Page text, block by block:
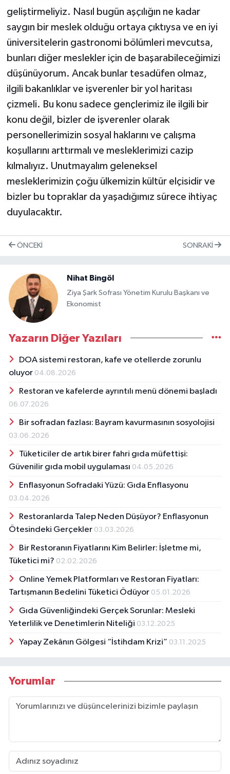
geliştirmeliyiz. Nasıl bugün aşçılığın ne kadar
saygın bir meslek olduğu ortaya çıktıysa ve en iyi
üniversitelerin gastronomi bölümleri mevcutsa,
bunları diğer meslekler için de başarabileceğimizi
düşünüyorum. Ancak bunlar tesadüfen olmaz,
ilgili bakanlıklar ve işverenler bir yol haritası
çizmeli. Bu konu sadece gençlerimiz ile ilgili bir
konu değil, bizler de işverenler olarak
personellerimizin sosyal haklarını ve çalışma
koşullarını arttırmalı ve mesleklerimizi cazip
kılmalıyız. Unutmayalım geleneksel
mesleklerimizin çoğu ülkemizin kültür elçisidir ve
bizler bu topraklar da yaşadığımız sürece ihtiyaç
duyulacaktır.
ÖNCEKI SONRAKI
Nihat Bingöl
Ziya Şark Sofrası Yönetim Kurulu Başkanı ve
Ekonomist
Yazarın Diğer Yazıları
DOA sistemi restoran, kafe ve otellerde zorunlu
oluyor 04.08.2026
Restoran ve kafelerde ayrıntılı menü dönemi başladı
06.07.2026
Bir sofradan fazlası: Bayram kavurmasının sosyolojisi
03.06.2026
Tüketiciler de artık birer fahri gıda müfettişi:
Güvenilir gıda mobil uygulaması 04.05.2026
Enflasyonun Sofradaki Yüzü: Gıda Enflasyonu
03.04.2026
Restoranlarda Talep Neden Düşüyor? Enflasyonun
Ötesindeki Gerçekler 03.03.2026
Bir Restoranın Fiyatlarını Kim Belirler: İşletme mi,
Tüketici mi? 02.02.2026
Online Yemek Platformları ve Restoran Fiyatları:
Tartışmanın Bedelini Tüketici Ödüyor 05.01.2026
Gıda Güvenliğindeki Gerçek Sorunlar: Mesleki
Yeterlilik ve Denetimlerin Niteliği 03.12.2025
Yapay Zekânın Gölgesi “İstihdam Krizi” 03.11.2025
Yorumlar